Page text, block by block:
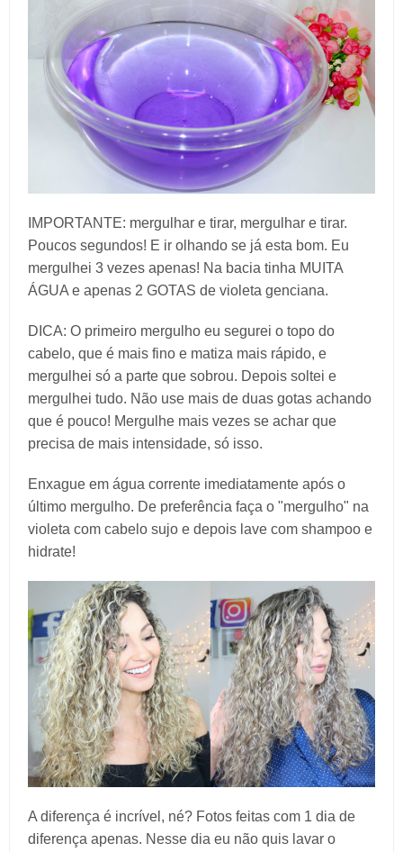
IMPORTANTE: mergulhar e tirar, mergulhar e tirar.
Poucos segundos! E ir olhando se já esta bom. Eu
mergulhei 3 vezes apenas! Na bacia tinha MUITA
ÁGUA e apenas 2 GOTAS de violeta genciana.
DICA: O primeiro mergulho eu segurei o topo do
cabelo, que é mais fino e matiza mais rápido, e
mergulhei só a parte que sobrou. Depois soltei e
mergulhei tudo. Não use mais de duas gotas achando
que é pouco! Mergulhe mais vezes se achar que
precisa de mais intensidade, só isso.
Enxague em água corrente imediatamente após o
último mergulho. De preferência faça o "mergulho" na
violeta com cabelo sujo e depois lave com shampoo e
hidrate!
A diferença é incrível, né? Fotos feitas com 1 dia de
diferença apenas. Nesse dia eu não quis lavar o